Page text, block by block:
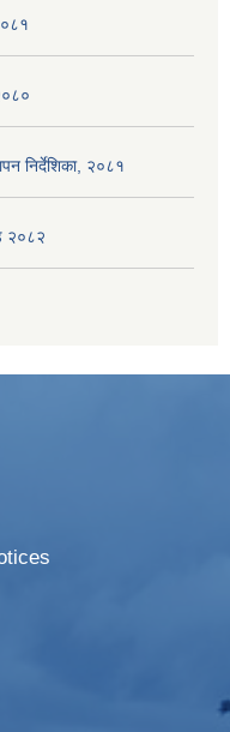
निर्देशिका, २०८१
२०८२